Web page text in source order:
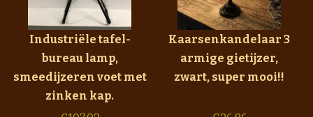
Industriële tafel-
bureau lamp,
smeedijzeren voet met
zinken kap.
Kaarsenkandelaar 3
armige gietijzer,
zwart, super mooi!!